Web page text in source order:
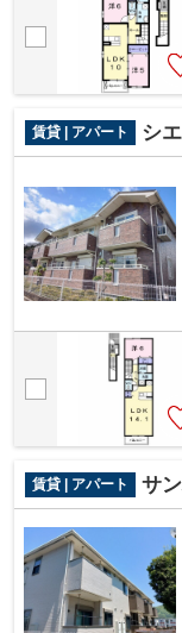
賃貸 | アパート シ
賃貸 | アパート サ